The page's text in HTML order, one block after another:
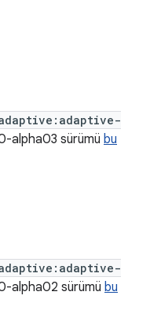
alpha03 sürümü bu
alpha02 sürümü bu